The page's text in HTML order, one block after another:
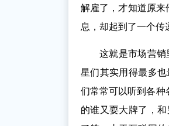
解雇了，才知道原
息，却起到了一个传
这就是市场营
星们其实用得最多
们常常可以听到各种
的谁又耍大牌了，